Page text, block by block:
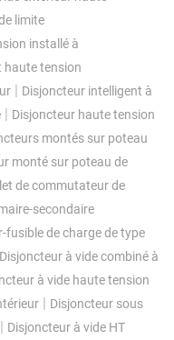
limite
installé à
haute tension
| Disjoncteur intelligent à
| Disjoncteur haute tension
montés sur poteau
monté sur poteau de
de commutateur de
secondaire
de charge de type
Disjoncteur à vide combiné à
à vide haute tension
| Disjoncteur sous
| Disjoncteur à vide HT